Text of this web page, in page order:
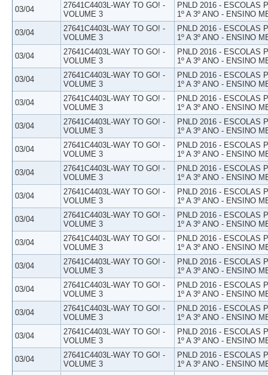
03/04
27641C4403L-WAY TO GO! -
VOLUME 3
PNLD 2016 - ESCOLAS
1º A 3º ANO - ENSINO
03/04
27641C4403L-WAY TO GO! -
VOLUME 3
PNLD 2016 - ESCOLAS
1º A 3º ANO - ENSINO
03/04
27641C4403L-WAY TO GO! -
VOLUME 3
PNLD 2016 - ESCOLAS
1º A 3º ANO - ENSINO
03/04
27641C4403L-WAY TO GO! -
VOLUME 3
PNLD 2016 - ESCOLAS
1º A 3º ANO - ENSINO
03/04
27641C4403L-WAY TO GO! -
VOLUME 3
PNLD 2016 - ESCOLAS
1º A 3º ANO - ENSINO
03/04
27641C4403L-WAY TO GO! -
VOLUME 3
PNLD 2016 - ESCOLAS
1º A 3º ANO - ENSINO
03/04
27641C4403L-WAY TO GO! -
VOLUME 3
PNLD 2016 - ESCOLAS
1º A 3º ANO - ENSINO
03/04
27641C4403L-WAY TO GO! -
VOLUME 3
PNLD 2016 - ESCOLAS
1º A 3º ANO - ENSINO
03/04
27641C4403L-WAY TO GO! -
VOLUME 3
PNLD 2016 - ESCOLAS
1º A 3º ANO - ENSINO
03/04
27641C4403L-WAY TO GO! -
VOLUME 3
PNLD 2016 - ESCOLAS
1º A 3º ANO - ENSINO
03/04
27641C4403L-WAY TO GO! -
VOLUME 3
PNLD 2016 - ESCOLAS
1º A 3º ANO - ENSINO
03/04
27641C4403L-WAY TO GO! -
VOLUME 3
PNLD 2016 - ESCOLAS
1º A 3º ANO - ENSINO
03/04
27641C4403L-WAY TO GO! -
VOLUME 3
PNLD 2016 - ESCOLAS
1º A 3º ANO - ENSINO
03/04
27641C4403L-WAY TO GO! -
VOLUME 3
PNLD 2016 - ESCOLAS
1º A 3º ANO - ENSINO
03/04
27641C4403L-WAY TO GO! -
VOLUME 3
PNLD 2016 - ESCOLAS
1º A 3º ANO - ENSINO
03/04
27641C4403L-WAY TO GO! -
VOLUME 3
PNLD 2016 - ESCOLAS
1º A 3º ANO - ENSINO